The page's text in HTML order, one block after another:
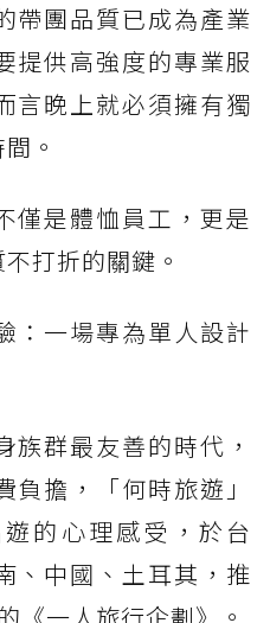
帶團品質已成為產業
提供高強度的專業服
言晚上就必須擁有獨
。
僅是體恤員工，更是
打折的關鍵。
：一場專為單人設計
族群最友善的時代，
擔，「何時旅遊」
的心理感受，於台
、中國、土耳其，推